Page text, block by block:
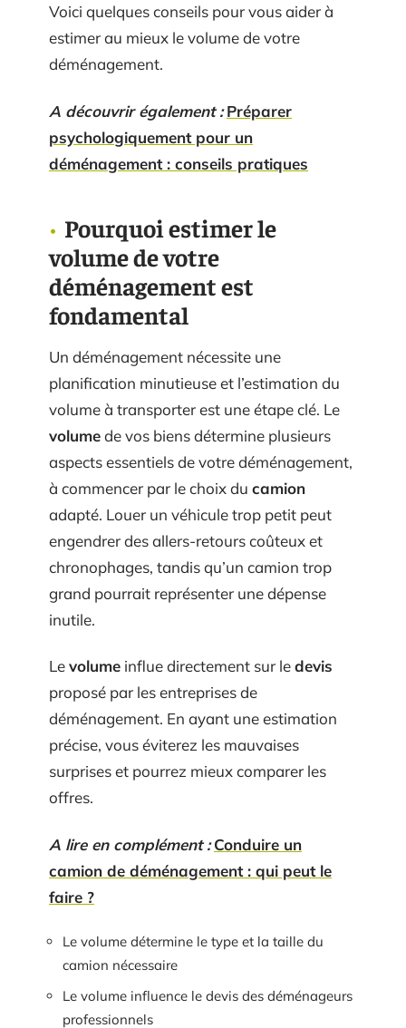
Voici quelques conseils pour vous aider à
estimer au mieux le volume de votre
déménagement.
A découvrir également : Préparer
psychologiquement pour un
déménagement : conseils pratiques
Pourquoi estimer le
volume de votre
déménagement est
fondamental
Un déménagement nécessite une
planification minutieuse et l’estimation du
volume à transporter est une étape clé. Le
volumede vos biens détermine plusieurs
aspects essentiels de votre déménagement,
à commencer par le choix du camion
adapté. Louer un véhicule trop petit peut
engendrer des allers-retours coûteux et
chronophages, tandis qu’un camion trop
grand pourrait représenter une dépense
inutile.
Levolume influe directement sur ledevis
proposé par les entreprises de
déménagement. En ayant une estimation
précise, vous éviterez les mauvaises
surprises et pourrez mieux comparer les
offres.
A lire en complément : Conduire un
camion de déménagement : qui peut le
faire ?
Le volume détermine le type et la taille du
camion nécessaire
Le volume influence le devis des déménageurs
professionnels